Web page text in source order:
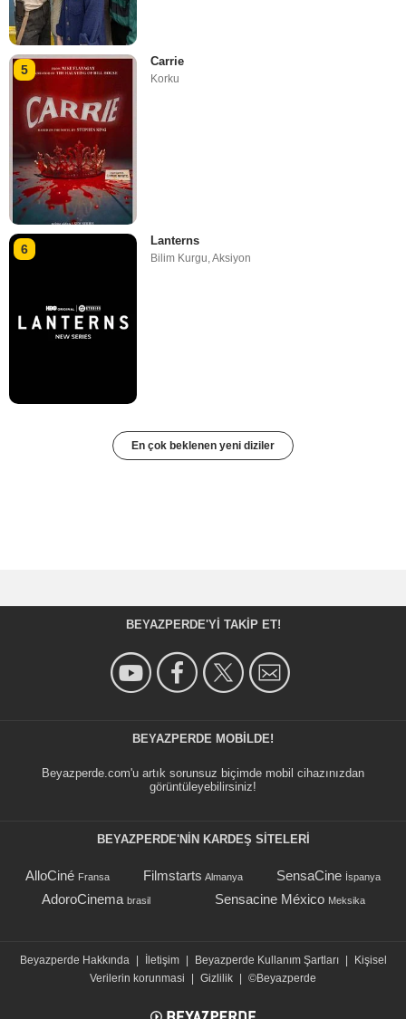
5
Carrie
Korku
6
Lanterns
Bilim Kurgu,Aksiyon
En çok beklenen yeni diziler
BEYAZPERDE'YI TAKIP ET!
BEYAZPERDE MOBILDE!
Beyazperde.com'u artık sorunsuz biçimde mobil cihazınızdan
görüntüleyebilirsiniz!
BEYAZPERDE'NIN KARDEŞ SİTELERİ
AlloCiné Fransa Filmstarts Almanya SensaCine İspanya
AdoroCinema brasil Sensacine México Meksika
Beyazperde Hakkında İletişim Beyazperde Kullanım Şartları
Kişisel
Verilerin korunmasi
Gizlilik ©Beyazperde